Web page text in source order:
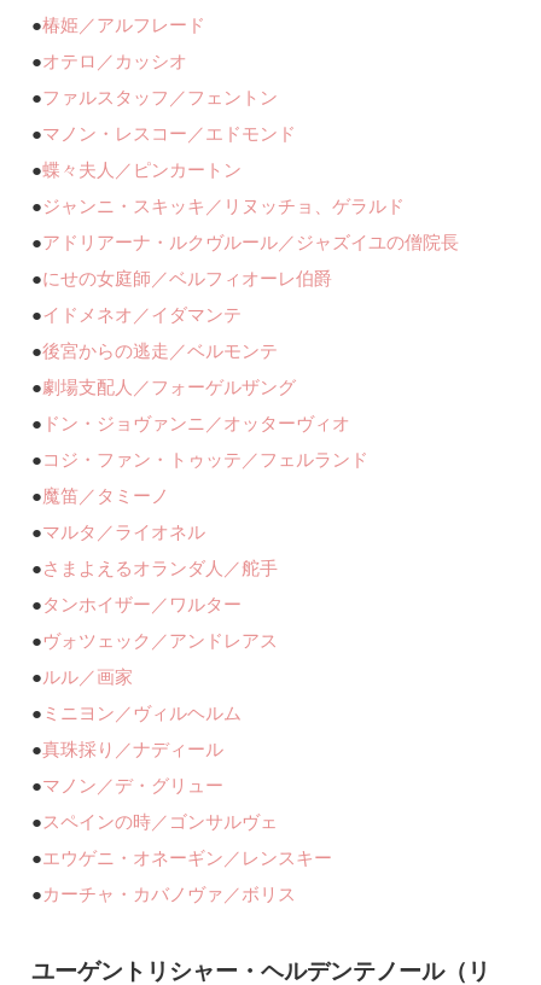
●椿姫／アルフレード
●オテロ／カッシオ
●ファルスタッフ／フェントン
●マノン・レスコー／エドモンド
●蝶々夫人／ピンカートン
●ジャンニ・スキッキ／リヌッチョ、ゲラルド
●アドリアーナ・ルクヴルール／ジャズイユの僧院長
●にせの女庭師／ベルフィオーレ伯爵
●イドメネオ／イダマンテ
●後宮からの逃走／ベルモンテ
●劇場支配人／フォーゲルザング
● ドン・ジョヴァンニ／オッターヴィオ
●コジ・ファン・トゥッテ／フェルランド
●魔笛／タミーノ
●マルタ／ライオネル
●さまよえるオランダ人／舵手
●タンホイザー／ワルター
●ヴォツェック／アンドレアス
●ルル／画家
● ミニヨン／ヴィルヘルム
●真珠採り／ナディール
●マノン／デ・グリュー
●スペインの時／ゴンサルヴェ
●エウゲニ・オネーギン／レンスキー
●カーチャ・カバノヴァ／ボリス
ユーゲントリシャー・ヘルデンテノール（リ